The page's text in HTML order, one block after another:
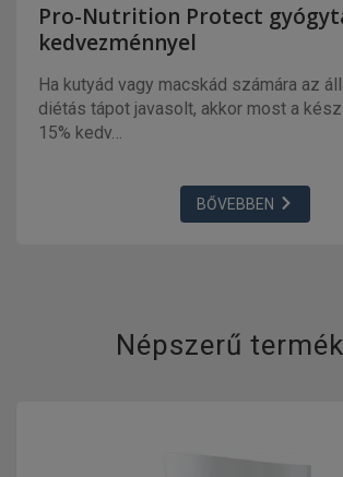
Pro-Nutrition Protect
kedvezménnyel
Ha kutyád vagy macskád számára az
diétás tápot javasolt, akkor most a
15% kedv…
BŐVEBBEN
Népszerű